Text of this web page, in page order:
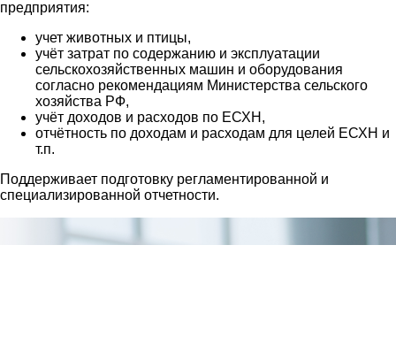
предприятия:
учет животных и птицы,
учёт затрат по содержанию и эксплуатации
сельскохозяйственных машин и оборудования
согласно рекомендациям Министерства сельского
хозяйства РФ,
учёт доходов и расходов по ЕСХН,
отчётность по доходам и расходам для целей ЕСХН и
т.п.
Поддерживает подготовку регламентированной и
специализированной отчетности.